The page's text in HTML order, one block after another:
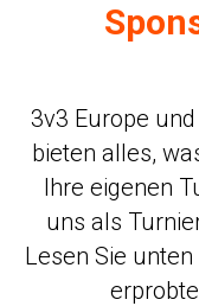
3v3 Europe
bieten alles,
Ihre eigenen
uns als
Lesen Sie